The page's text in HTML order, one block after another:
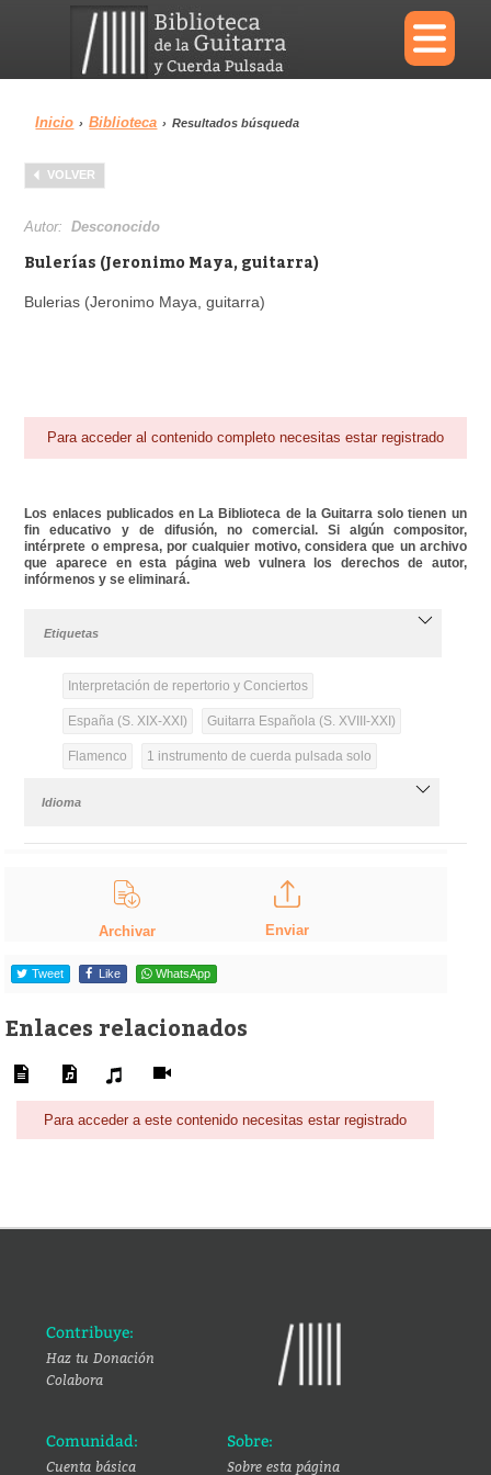
×
Menu
Biblioteca
Inicio › Biblioteca › Resultados búsqueda
VOLVER
Autor:Desconocido
Bulerías (Jeronimo Maya, guitarra)
Bulerias (Jeronimo Maya, guitarra)
Para acceder al contenido completo necesitas estar registrado
Los enlaces publicados en La Biblioteca de la Guitarra solo tienen un
fin educativo y de difusión, no comercial. Si algún compositor,
intérprete o empresa, por cualquier motivo, considera que un archivo
que aparece en esta página web vulnera los derechos de autor,
infórmenos y se eliminará.
Etiquetas
Interpretación de repertorio y Conciertos
España (S. XIX-XXI) Guitarra Española (S. XVIII-XXI)
Flamenco 1 instrumento de cuerda pulsada solo
Idioma
Archivar Enviar
Tweet Like WhatsApp
Enlaces relacionados
Para acceder a este contenido necesitas estar registrado
Contribuye:
Haz tu Donación
Colabora
Comunidad:
Cuenta básica
Sobre:
Sobre esta página